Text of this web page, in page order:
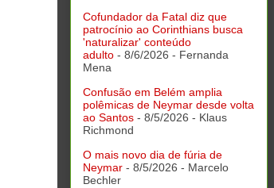
Cofundador da Fatal diz que
patrocínio ao Corinthians busca
'naturalizar' conteúdo
adulto - 8/6/2026 - Fernanda
Mena
Confusão em Belém amplia
polêmicas de Neymar desde volta
ao Santos - 8/5/2026 - Klaus
Richmond
O mais novo dia de fúria de
Neymar - 8/5/2026 - Marcelo
Bechler